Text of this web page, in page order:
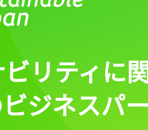
リティに
ジネスパ